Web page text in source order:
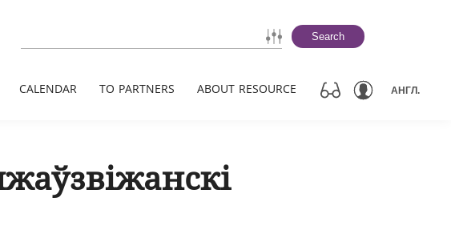
Search
CALENDAR TO PARTNERS ABOUT RESOURCE АНГЛ.